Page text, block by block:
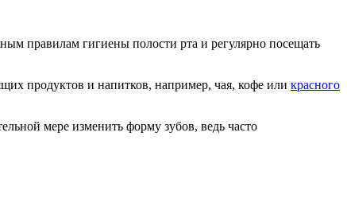
правилам гигиены полости рта и регулярно посещать
продуктов и напитков, например, чая, кофе или красного
мере изменить форму зубов, ведь часто